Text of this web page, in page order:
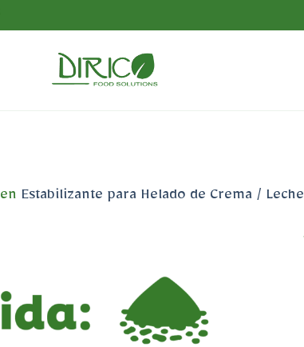
en Estabilizante para Helado de Crema / Leche